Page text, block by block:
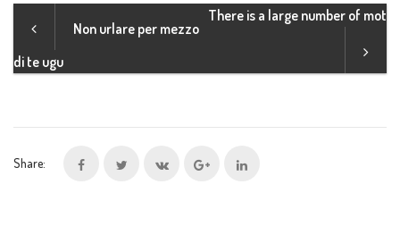
Non urlare per mezzo
di te ugu
There is a large number of mot
Share: